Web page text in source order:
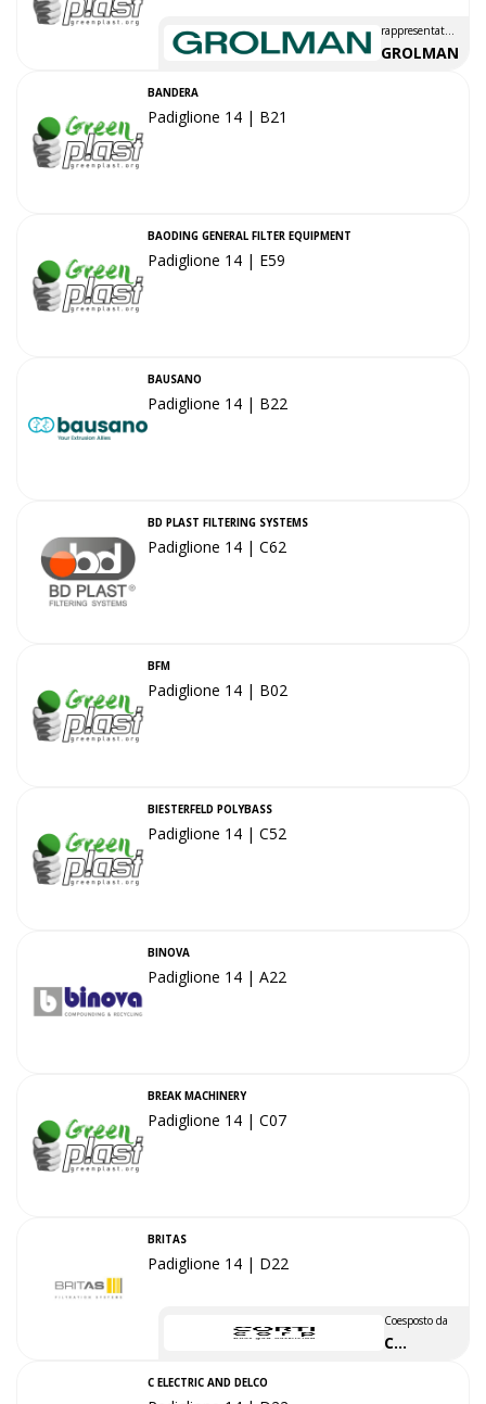
rappresentato
da
GROLMAN
BANDERA
Padiglione 14 | B21
BAODING GENERAL FILTER EQUIPMENT
Padiglione 14 | E59
BAUSANO
Padiglione 14 | B22
BD PLAST FILTERING SYSTEMS
Padiglione 14 | C62
BFM
Padiglione 14 | B02
BIESTERFELD POLYBASS
Padiglione 14 | C52
BINOVA
Padiglione 14 | A22
BREAK MACHINERY
Padiglione 14 | C07
BRITAS
Padiglione 14 | D22
Coesposto da
C
C ELECTRIC AND DELCO